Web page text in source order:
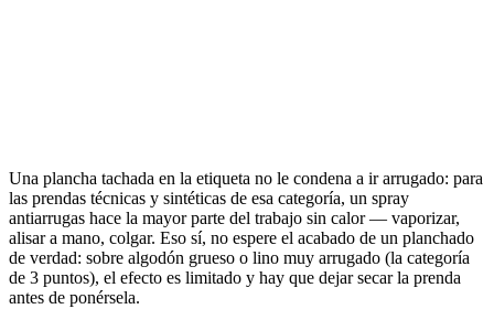
Una plancha tachada en la etiqueta no le condena a ir arrugado: para
las prendas técnicas y sintéticas de esa categoría, un spray
antiarrugas hace la mayor parte del trabajo sin calor — vaporizar,
alisar a mano, colgar. Eso sí, no espere el acabado de un planchado
de verdad: sobre algodón grueso o lino muy arrugado (la categoría
de 3 puntos), el efecto es limitado y hay que dejar secar la prenda
antes de ponérsela.